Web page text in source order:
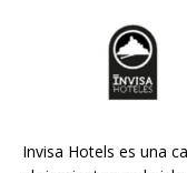
Invisa Hotels es una